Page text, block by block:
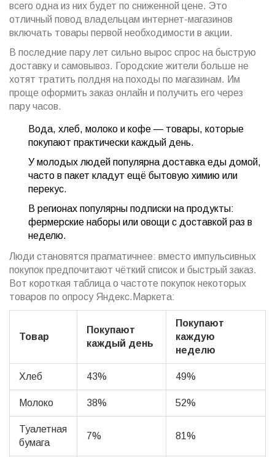
всего одна из них будет по сниженной цене. Это
отличный повод владельцам интернет-магазинов
включать товары первой необходимости в акции.
В последние пару лет сильно вырос спрос на быструю
доставку и самовывоз. Городские жители больше не
хотят тратить полдня на походы по магазинам. Им
проще оформить заказ онлайн и получить его через
пару часов.
Вода, хлеб, молоко и кофе — товары, которые
покупают практически каждый день.
У молодых людей популярна доставка еды домой,
часто в пакет кладут ещё бытовую химию или
перекус.
В регионах популярны подписки на продукты:
фермерские наборы или овощи с доставкой раз в
неделю.
Люди становятся прагматичнее: вместо импульсивных
покупок предпочитают чёткий список и быстрый заказ.
Вот короткая таблица о частоте покупок некоторых
товаров по опросу Яндекс.Маркета:
Товар
Покупают
каждый день
Покупают
каждую
неделю
Хлеб 43% 49%
Молоко 38% 52%
Туалетная
бумага
7% 81%